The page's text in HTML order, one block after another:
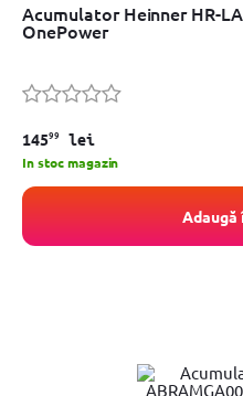
Acumulator Heinner HR-
OnePower
14599 lei
In stoc magazin
Adaugă